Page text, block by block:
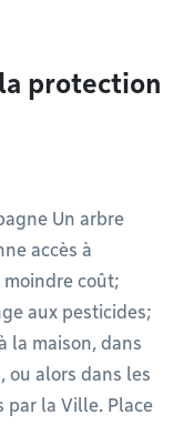
protection
Un arbre
accès à
moindre coût;
aux pesticides;
la maison, dans
ou alors dans les
par la Ville. Place